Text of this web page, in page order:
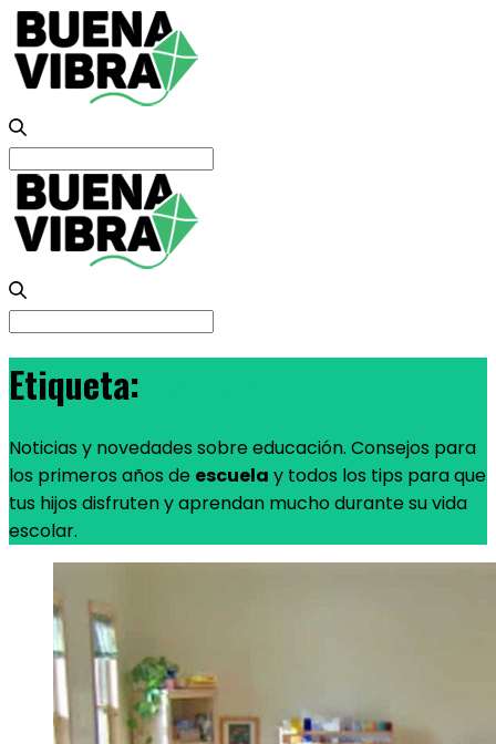
Search
for:
Search
Etiqueta:
Noticias y novedades sobre educación. Consejos para
los primeros años de escuela y todos los tips para que
tus hijos disfruten y aprendan mucho durante su vida
escolar.